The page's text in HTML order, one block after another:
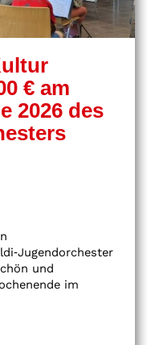
€ am
2026 des
und
im